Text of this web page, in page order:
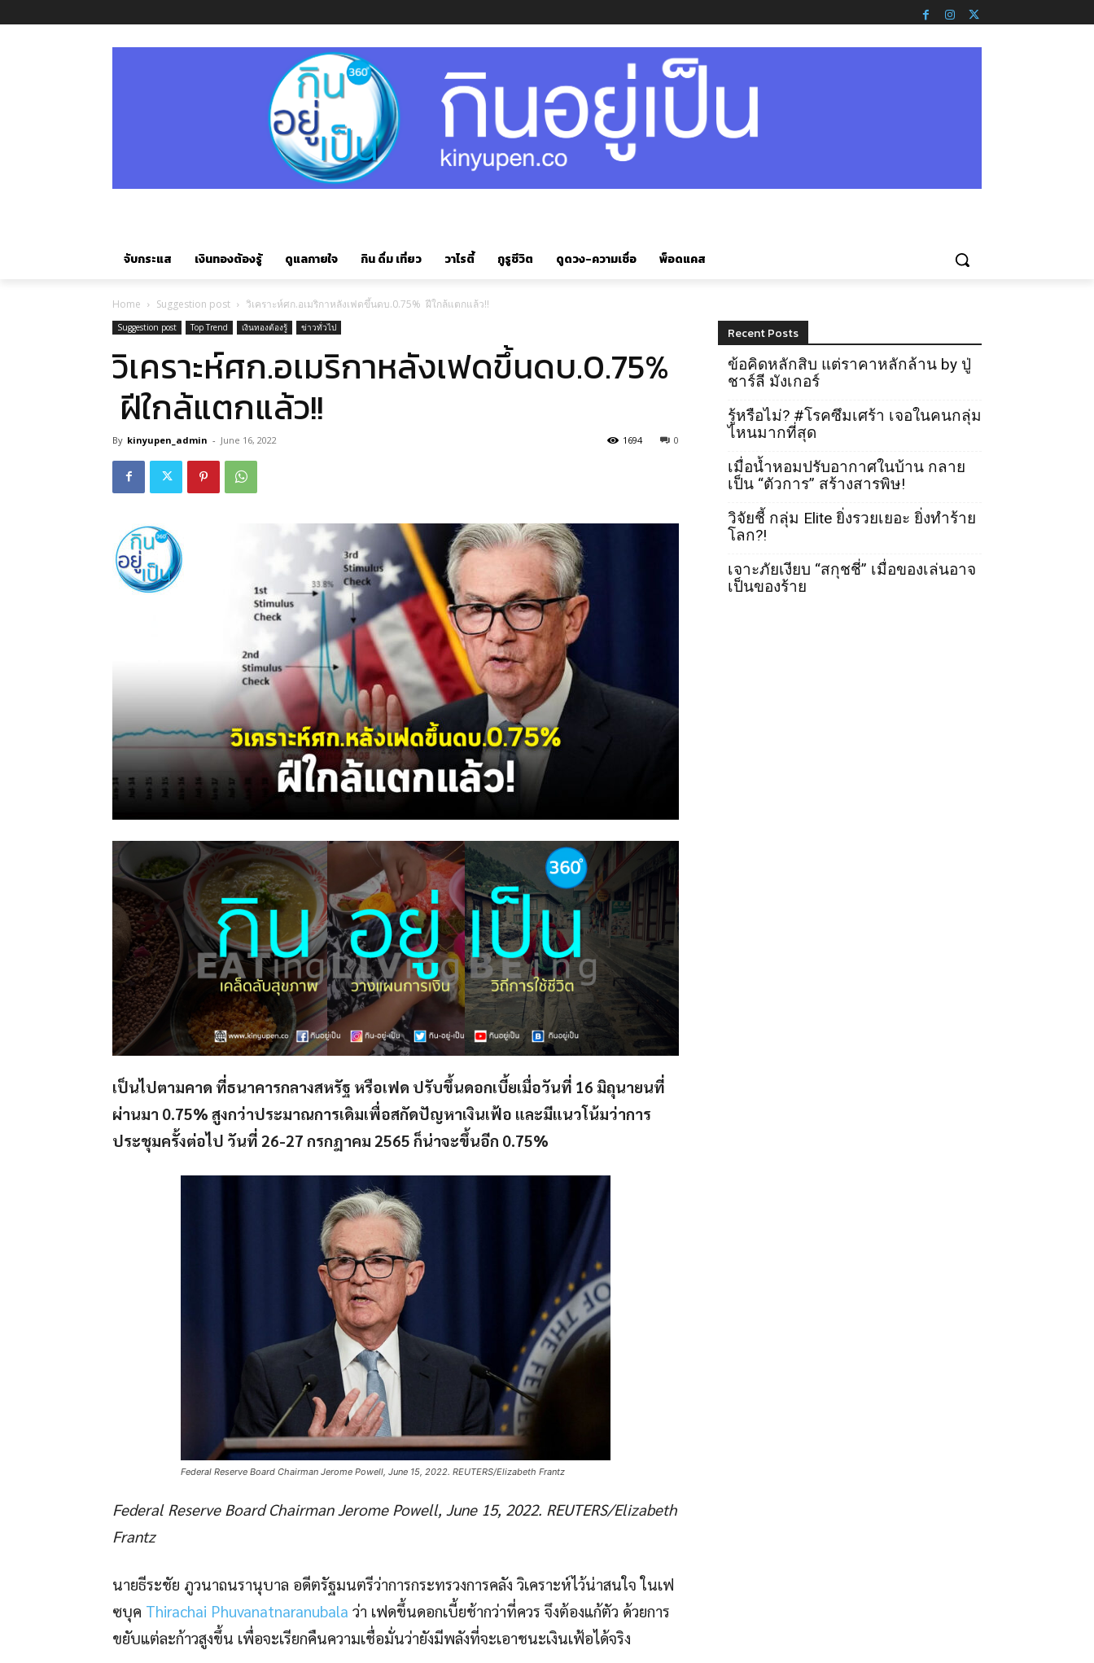
จับกระแส เงินทองต้องรู้ ดูแลกายใจ กิน ดื่ม เที่ยว วาไรตี้ กูรูชีวิต ดูดวง-ความเชื่อ พ็อดแคส
Home Suggestion post วิเคราะห์ศก.อเมริกาหลังเฟดขึ้นดบ.0.75% ฝีใกล้แตกแล้ว!!
Suggestion post Top Trend เงินทองต้องรู้ ข่าวทั่วไป
วิเคราะห์ศก.อเมริกาหลังเฟดขึ้นดบ.0.75%
ฝีใกล้แตกแล้ว!!
By kinyupen_admin - June 16, 2022 0
1694
เป็นไปตามคาด ที่ธนาคารกลางสหรัฐ หรือเฟด ปรับขึ้นดอกเบี้ยเมื่อวันที่ 16 มิถุนายนที่
ผ่านมา 0.75% สูงกว่าประมาณการเดิมเพื่อสกัดปัญหาเงินเฟ้อ และมีแนวโน้มว่าการ
ประชุมครั้งต่อไป วันที่ 26-27 กรกฎาคม 2565 ก็น่าจะขึ้นอีก 0.75%
Federal Reserve Board Chairman Jerome Powell, June 15, 2022. REUTERS/Elizabeth Frantz
Federal Reserve Board Chairman Jerome Powell, June 15, 2022. REUTERS/Elizabeth
Frantz
นายธีระชัย ภูวนาถนรานุบาล อดีตรัฐมนตรีว่าการกระทรวงการคลัง วิเคราะห์ไว้น่าสนใจ ในเฟ
ซบุค Thirachai Phuvanatnaranubala ว่า เฟดขึ้นดอกเบี้ยช้ากว่าที่ควร จึงต้องแก้ตัว ด้วยการ
ขยับแต่ละก้าวสูงขึ้น เพื่อจะเรียกคืนความเชื่อมั่นว่ายังมีพลังที่จะเอาชนะเงินเฟ้อได้จริง
Recent Posts
ข้อคิดหลักสิบ แต่ราคาหลักล้าน by ปู่
ชาร์ลี มังเกอร์
รู้หรือไม่? #โรคซึมเศร้า เจอในคนกลุ่ม
ไหนมากที่สุด
เมื่อน้ำหอมปรับอากาศในบ้าน กลาย
เป็น “ตัวการ” สร้างสารพิษ!
วิจัยชี้ กลุ่ม Elite ยิ่งรวยเยอะ ยิ่งทำร้าย
โลก?!
เจาะภัยเงียบ “สกุชชี่” เมื่อของเล่นอาจ
เป็นของร้าย